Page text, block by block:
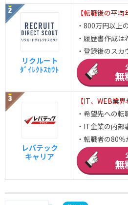
リクルート
ﾀﾞｲﾚｸﾄｽｶｳﾄ
【転職後の平均
・800万円以上
・履歴書作成
・登録後のス
無
レバテック
キャリア
【IT、WEB業
・希望先への転
・IT企業の内部
・転職者の80
無